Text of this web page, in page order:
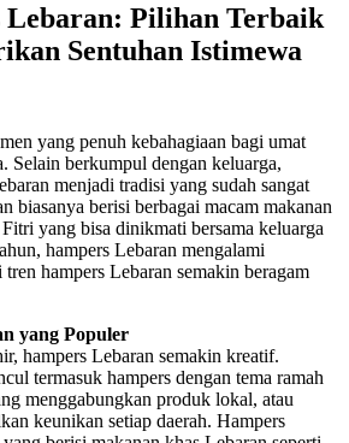
Lebaran: Pilihan Terbaik
Sentuhan Istimewa
yang penuh kebahagiaan bagi umat
Selain berkumpul dengan keluarga,
menjadi tradisi yang sudah sangat
biasanya berisi berbagai macam makanan
yang bisa dinikmati bersama keluarga
hampers Lebaran mengalami
hampers Lebaran semakin beragam
yang Populer
hampers Lebaran semakin kreatif.
termasuk hampers dengan tema ramah
menggabungkan produk lokal, atau
keunikan setiap daerah. Hampers